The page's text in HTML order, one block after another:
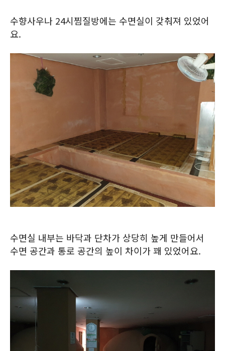
수향사우나 24시찜질방에는 수면실이 갖춰져 있었어
요.
수면실 내부는 바닥과 단차가 상당히 높게 만들어서
수면 공간과 통로 공간의 높이 차이가 꽤 있었어요.